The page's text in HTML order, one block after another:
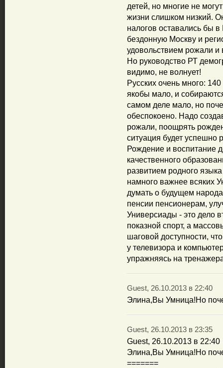
детей, но многие не
жизни слишком низкий.
налогов оставались бы
бездонную Москву и
удовольствием рожали и
Но руководство РТ
видимо, не волнует!
Русских очень много:
якобы мало, и
самом деле мало, но
обеспокоено. Надо
рожали, поощрять
ситуация будет успешно
Рождение и воспитание
качественного
развитием родного
намного важнее всяких
думать о будущем
пенсии пенсионерам,
Универсиады - это дело
показной спорт, а
шаговой доступности,
у телевизора и
упражняясь на
Guest, 26.10.2013 в 22:40
Элина,Вы Умница!Но
Guest, 26.10.2013 в 23:35
Guest, 26.10.2013 в 22:40
Элина,Вы Умница!Но
=======